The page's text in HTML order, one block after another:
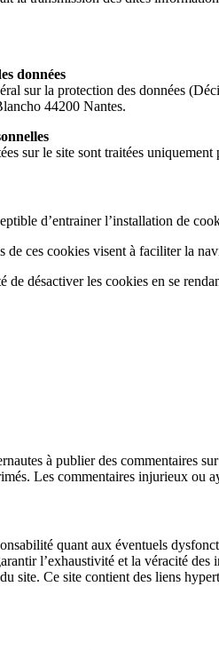
données
sur la protection des données
44200 Nantes.
sur le site sont traitées
d’entrainer l’installation de
de ces cookies visent à faciliter la
de désactiver les cookies en se
à publier des commentaires
Les commentaires injurieux ou
quant aux éventuels
l’exhaustivité et la véracité des
site. Ce site contient des liens